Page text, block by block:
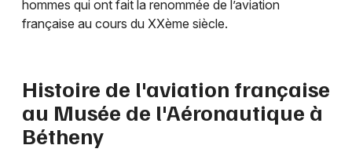
51 - Marne
Choisir mes départements
Mon email
hommes qui ont fait la renommée de l’aviation
française au cours du XXème siècle.
Histoire de l'aviation française
au Musée de l'Aéronautique à
Bétheny